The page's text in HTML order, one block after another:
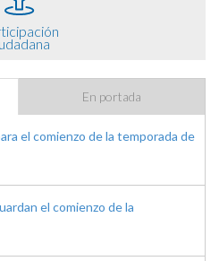
En portada
el comienzo de la temporada de
el comienzo de la